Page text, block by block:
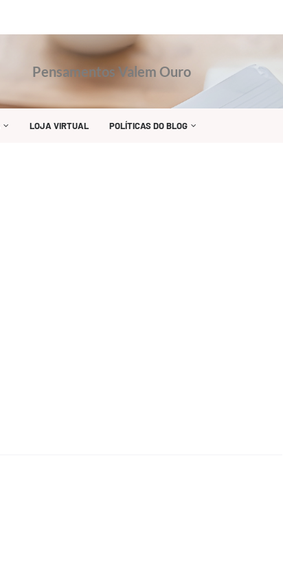
Pensamentos Valem Ouro
LOJA VIRTUAL POLÍTICAS DO BLOG